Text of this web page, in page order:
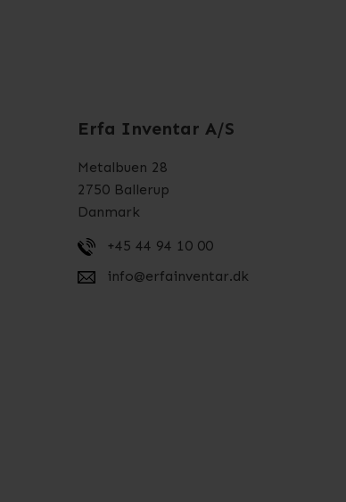
Erfa Inventar A/S
Metalbuen 28
2750 Ballerup
Danmark
+45 44 94 10 00
info@erfainventar.dk